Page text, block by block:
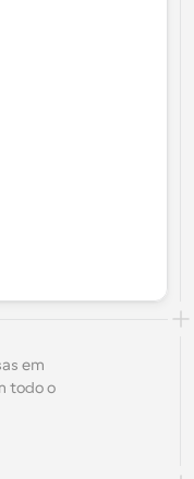
em
todo o